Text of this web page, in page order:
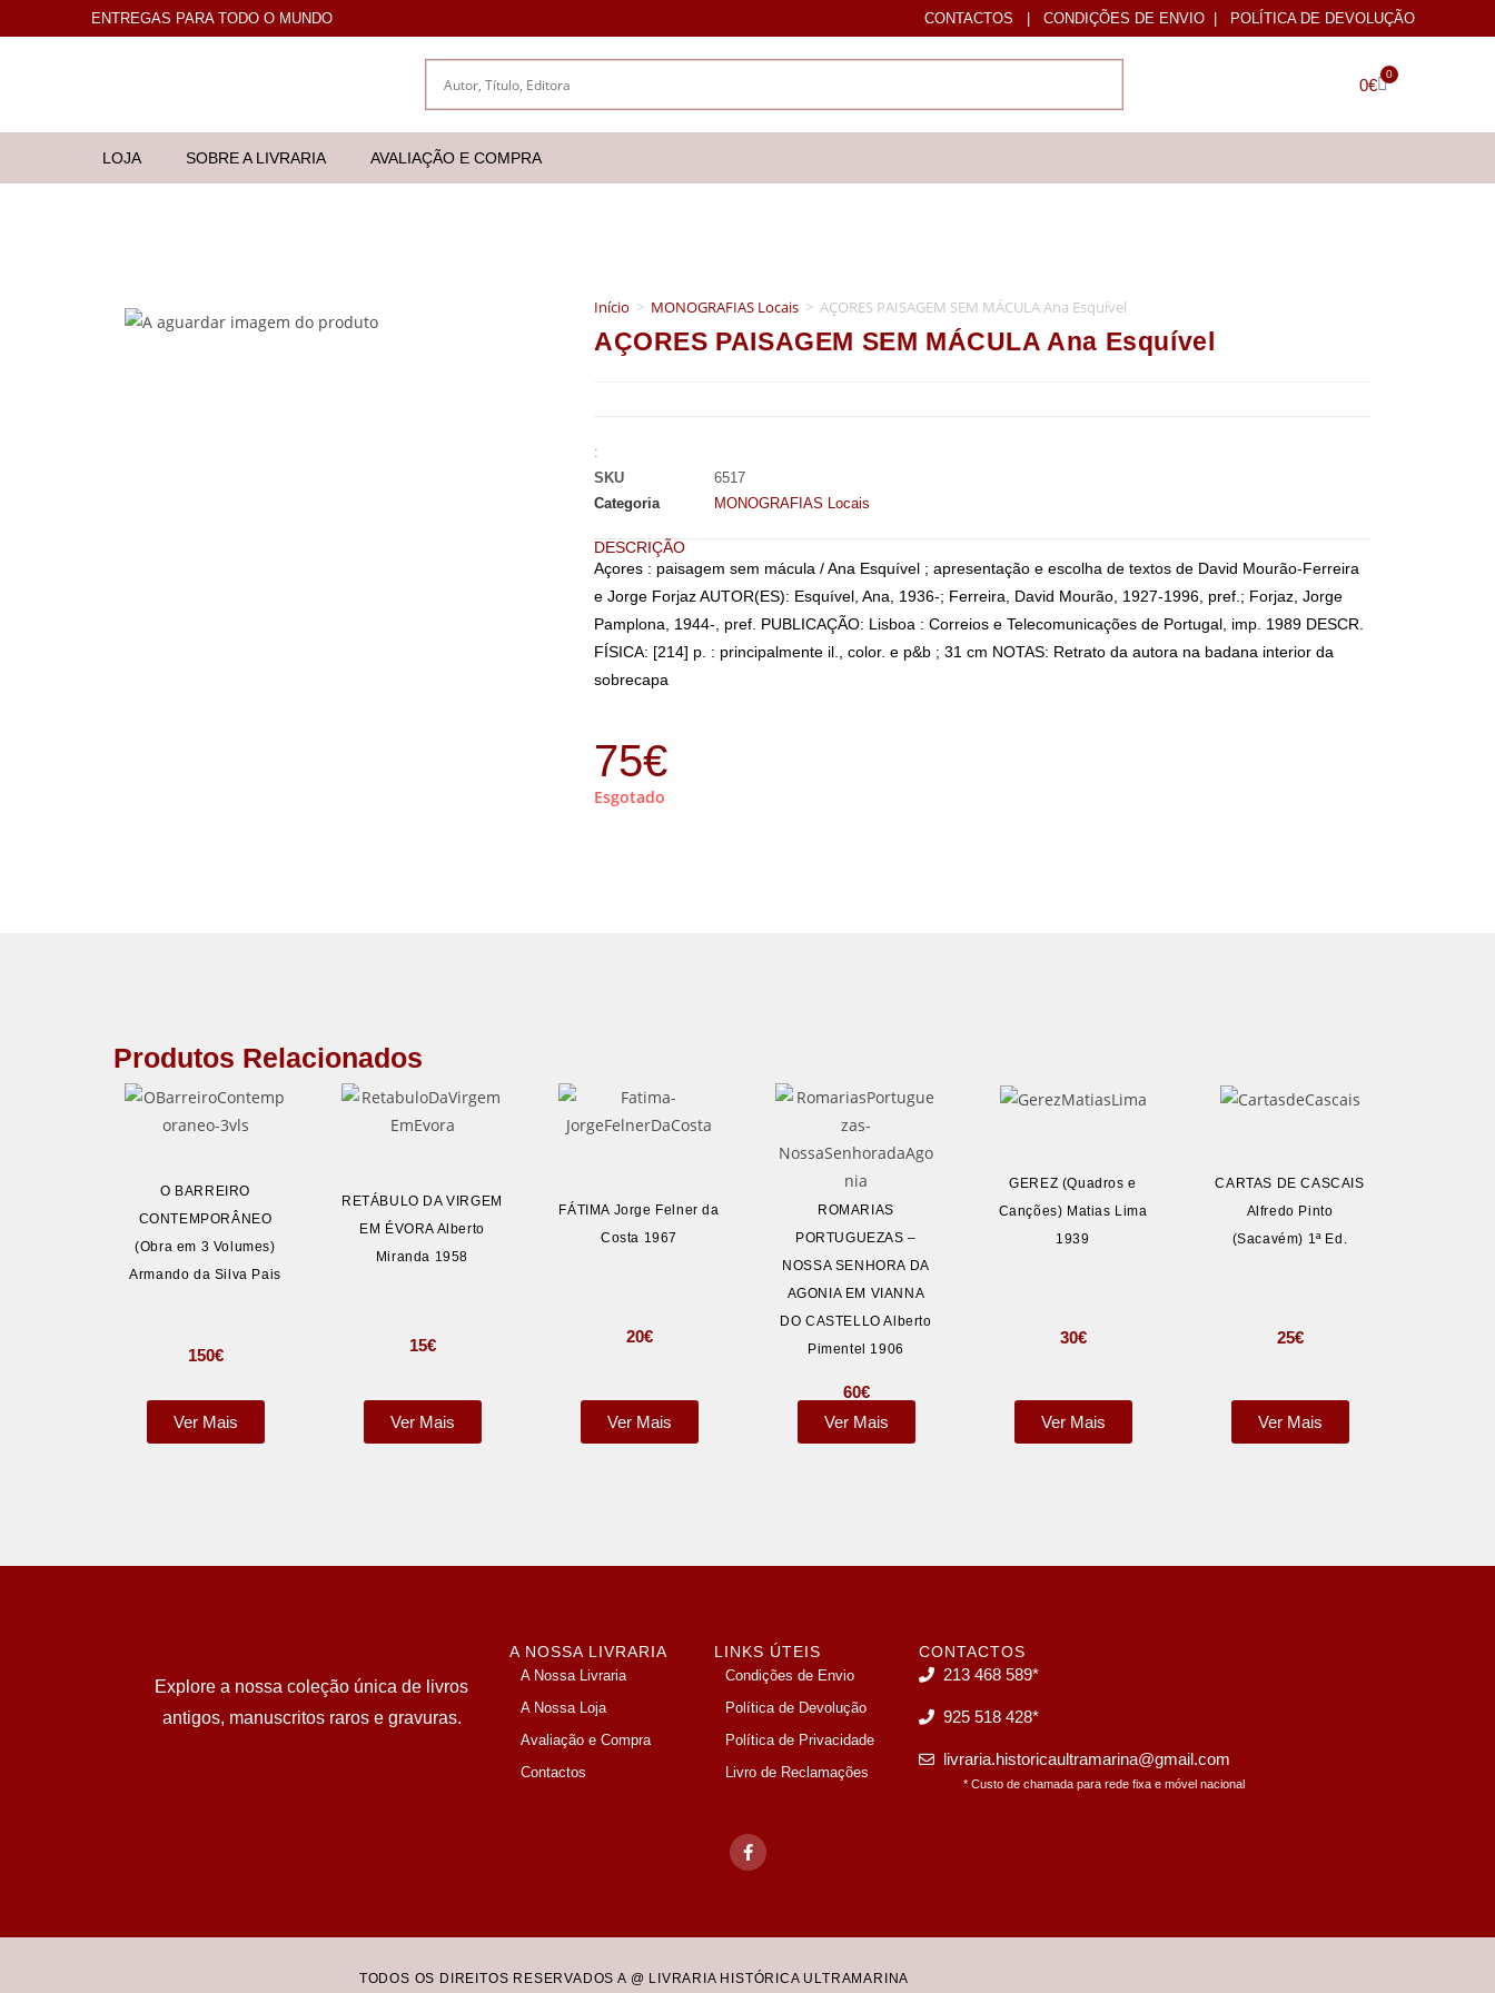
ENTREGAS PARA TODO O MUNDO CONTACTOS | CONDIÇÕES DE ENVIO | POLÍTICA DE DEVOLUÇÃO
0€
0
LOJA SOBRE A LIVRARIA AVALIAÇÃO E COMPRA
Início > MONOGRAFIAS Locais > AÇORES PAISAGEM SEM MÁCULA Ana Esquível
AÇORES PAISAGEM SEM MÁCULA Ana Esquível
:
SKU
6517
Categoria
MONOGRAFIAS Locais
DESCRIÇÃO
Açores : paisagem sem mácula / Ana Esquível ; apresentação e escolha de textos de David Mourão-Ferreira
e Jorge Forjaz AUTOR(ES): Esquível, Ana, 1936-; Ferreira, David Mourão, 1927-1996, pref.; Forjaz, Jorge
Pamplona, 1944-, pref. PUBLICAÇÃO: Lisboa : Correios e Telecomunicações de Portugal, imp. 1989 DESCR.
FÍSICA: [214] p. : principalmente il., color. e p&b ; 31 cm NOTAS: Retrato da autora na badana interior da
sobrecapa
75€
Esgotado
Produtos Relacionados
O BARREIRO
CONTEMPORÂNEO
(Obra em 3 Volumes)
Armando da Silva Pais
150€
Ver Mais
RETÁBULO DA VIRGEM
EM ÉVORA Alberto
Miranda 1958
15€
Ver Mais
FÁTIMA Jorge Felner da
Costa 1967
20€
Ver Mais
ROMARIAS
PORTUGUEZAS –
NOSSA SENHORA DA
AGONIA EM VIANNA
DO CASTELLO Alberto
Pimentel 1906
60€
Ver Mais
GEREZ (Quadros e
Canções) Matias Lima
1939
30€
Ver Mais
CARTAS DE CASCAIS
Alfredo Pinto
(Sacavém) 1ª Ed.
25€
Ver Mais
Explore a nossa coleção única de livros
antigos, manuscritos raros e gravuras.
A NOSSA LIVRARIA
A Nossa Livraria
A Nossa Loja
Avaliação e Compra
Contactos
LINKS ÚTEIS
Condições de Envio
Política de Devolução
Política de Privacidade
Livro de Reclamações
CONTACTOS
213 468 589*
925 518 428*
livraria.historicaultramarina@gmail.com
* Custo de chamada para rede fixa e móvel nacional
TODOS OS DIREITOS RESERVADOS A @ LIVRARIA HISTÓRICA ULTRAMARINA